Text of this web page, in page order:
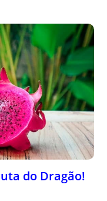
do Dragão!